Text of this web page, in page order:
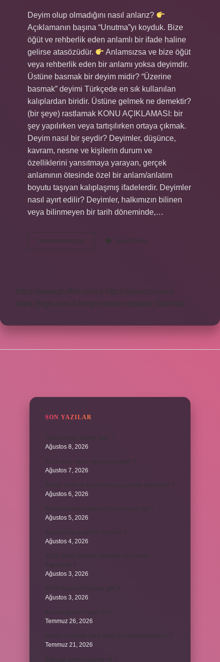
Deyim olup olmadığını nasıl anlarız?
Açıklamanın başına “Unutma”yı koyduk. Bize
öğüt ve rehberlik eden anlamlı bir ifade haline
gelirse atasözüdür.
Anlamsızsa ve bize öğüt
veya rehberlik eden bir anlamı yoksa deyimdir.
Üstüne basmak bir deyim midir? “Üzerine
basmak” deyimi Türkçede en sık kullanılan
kalıplardan biridir. Üstüne gelmek ne demektir?
(bir şeye) rastlamak KONU AÇIKLAMASI: bir
şey yapılırken veya tartışılırken ortaya çıkmak.
Deyim nasıl bir şeydir? Deyimler, düşünce,
kavram, nesne ve kişilerin durum ve
özelliklerini yansıtmaya yarayan, gerçek
anlamının ötesinde özel bir anlam/anlatım
boyutu taşıyan kalıplaşmış ifadelerdir. Deyimler
nasıl ayırt edilir? Deyimler, halkımızın bilinen
veya bilinmeyen bir tarih döneminde,…
Devamını okuyun
Kalmak
Yorum Bırak
https://www.profikir.com.tr
https://sonics.com.tr
https://pigo.com.tr
knight online nttgame Sitemap
SON YAZILAR
Ağustos 8, 2026
Ağustos 7, 2026
Ağustos 6, 2026
Ağustos 5, 2026
Ağustos 4, 2026
Ağustos 3, 2026
Ağustos 3, 2026
Temmuz 26, 2026
Temmuz 21, 2026